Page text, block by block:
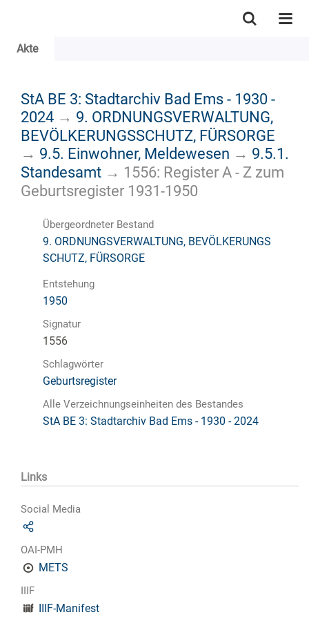
Akte
StA BE 3: Stadtarchiv Bad Ems - 1930 -
2024 → 9. ORDNUNGSVERWALTUNG,
BEVÖLKERUNGSSCHUTZ, FÜRSORGE
→ 9.5. Einwohner, Meldewesen → 9.5.1.
Standesamt → 1556: Register A - Z zum
Geburtsregister 1931-1950
Übergeordneter Bestand
9. ORDNUNGSVERWALTUNG, BEVÖLKERUNGS
SCHUTZ, FÜRSORGE
Entstehung
1950
Signatur
1556
Schlagwörter
Geburtsregister
Alle Verzeichnungseinheiten des Bestandes
StA BE 3: Stadtarchiv Bad Ems - 1930 - 2024
Links
Social Media
OAI-PMH
METS
IIIF
IIIF-Manifest